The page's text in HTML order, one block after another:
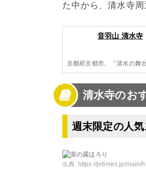
た中から、清水寺
音羽山 清水寺
京都府京都市。「清水の舞
清水寺のお
週末限定の人気
出典: https://prtimes.jp/main/